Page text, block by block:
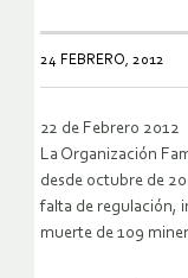
24 FEBRERO, 2012
22 de Febrero 2012
La Organización
desde octubre de
falta de regulación,
muerte de 109